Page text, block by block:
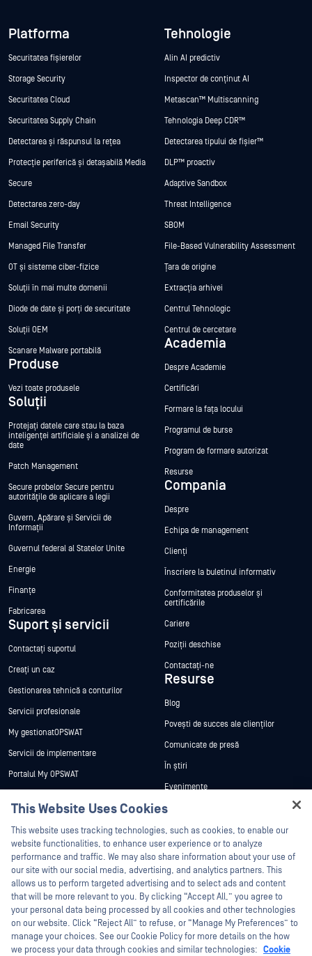
Platforma
Securitatea fișierelor
Storage Security
Securitatea Cloud
Securitatea Supply Chain
Detectarea și răspunsul la rețea
Protecție periferică și detașabilă Media
Secure
Detectarea zero-day
Email Security
Managed File Transfer
OT și sisteme ciber-fizice
Soluții în mai multe domenii
Diode de date și porți de securitate
Soluții OEM
Scanare Malware portabilă
Produse
Vezi toate produsele
Soluții
Protejați datele care stau la baza
inteligenței artificiale și a analizei de
date
Patch Management
Secure probelor Secure pentru
autoritățile de aplicare a legii
Guvern, Apărare și Servicii de
Informații
Guvernul federal al Statelor Unite
Energie
Finanțe
Fabricarea
Suport și servicii
Contactați suportul
Creați un caz
Gestionarea tehnică a conturilor
Servicii profesionale
My gestionatOPSWAT
Servicii de implementare
Portalul My OPSWAT
Formare
vulnerabilităților
Parteneri
Certificare
Parteneri tehnologici
Program de parteneriat de canal
Tehnologie
Alin AI predictiv
Inspector de conținut AI
Metascan™ Multiscanning
Tehnologia Deep CDR™
Detectarea tipului de fișier™
DLP™ proactiv
Adaptive Sandbox
Threat Intelligence
SBOM
File-Based Vulnerability Assessment
Țara de origine
Extracția arhivei
Centrul Tehnologic
Centrul de cercetare
Academia
Despre Academie
Certificări
Formare la fața locului
Programul de burse
Program de formare autorizat
Resurse
Compania
Despre
Echipa de management
Clienți
Înscriere la buletinul informativ
Conformitatea produselor și
certificările
Cariere
Poziții deschise
Contactați-ne
Resurse
Blog
Povești de succes ale clienților
Comunicate de presă
În știri
Evenimente
Webinare
Fișe de date
Cărți albe
Instrumente gratuite
This Website Uses Cookies
This website uses tracking technologies, such as cookies, to enable our
website functionalities, to enhance user experience or to analyze
performance and traffic. We may also share information about your use of
our site with our social media, advertising, and analytics partners. This
allows us to perform targeted advertising and to select ads and content
that will be more relevant to you. By clicking “Accept All,” you agree to
your personal data being processed by all cookies and other technologies
on our website. Click “Reject All” to refuse, or “Manage My Preferences” to
manage your choices. See our Cookie Policy for more details on the how
we process your data through cookies and similar technologies: Cookie
Hey there!
I'm Ozzy, your OPSWAT virtual assistant.
How can I help you secure what's critical
today?